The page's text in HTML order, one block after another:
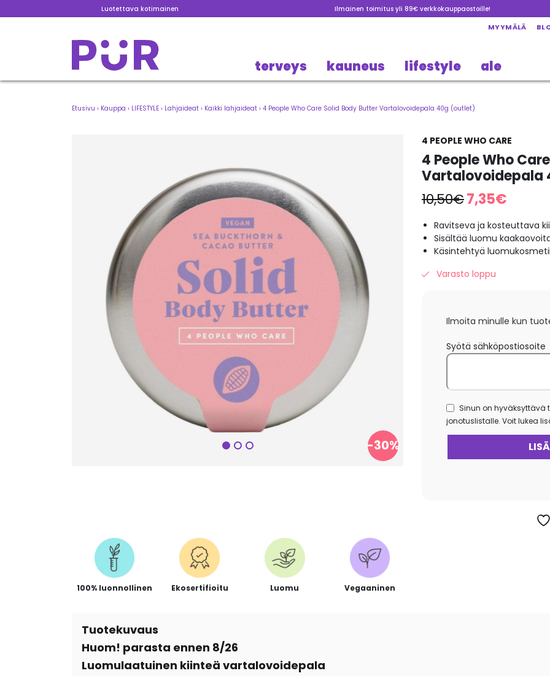
Luotettava kotimainen Ilmainen toimitus yli 89€ verkkokauppaostoille!
MYYMÄLÄ
terveys kauneus lifestyle ale
Etusivu › Kauppa › LIFESTYLE › Lahjaideat › Kaikki lahjaideat › 4 People Who Care Solid Body Butter Vartalovoidepala 40g (outlet)
-30%
Seuraava
4 PEOPLE WHO CARE
4 People Who
Vartalovoidepala
10,50€ Alkuperäinen
hinta
oli:
10,50€.
7,35€
on:
7,35€.
Ravitseva ja kosteuttava
Sisältää luomu
Käsintehtyä
Varasto loppu
Ilmoita minulle kun
Syötä sähköpostiosoite
Sinun on hyväksyttävä
jonotuslistalle. Voit lukea
100% luonnollinen Ekosertifioitu Luomu Vegaaninen
Tuotekuvaus
Huom! parasta ennen 8/26
Luomulaatuinen kiinteä vartalovoidepala